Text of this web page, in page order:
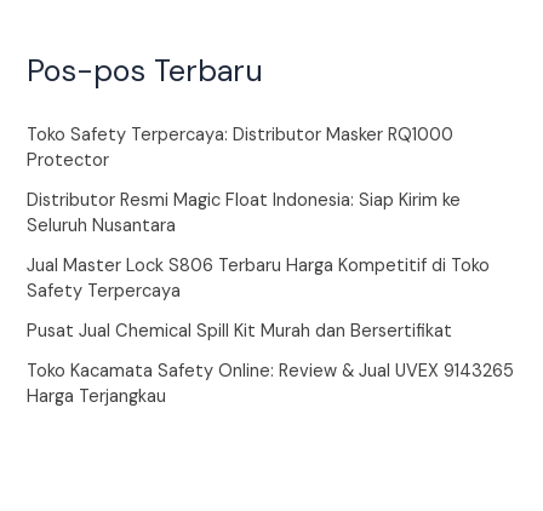
Pos-pos Terbaru
Toko Safety Terpercaya: Distributor Masker RQ1000
Protector
Distributor Resmi Magic Float Indonesia: Siap Kirim ke
Seluruh Nusantara
Jual Master Lock S806 Terbaru Harga Kompetitif di Toko
Safety Terpercaya
Pusat Jual Chemical Spill Kit Murah dan Bersertifikat
Toko Kacamata Safety Online: Review & Jual UVEX 9143265
Harga Terjangkau